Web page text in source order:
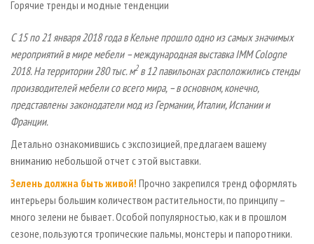
СУШКА ДРЕВЕСИНЫ
ПРОИЗВОДСТВО ДРЕВЕСНЫХ ПЛИТ
ДЕРЕВЯННОЕ ДОМОСТРОЕНИЕ
ПРОИЗВОДСТВО МЕБЕЛИ
БИОЭНЕРГЕТИКА
ЦБП
ИНСТРУМЕНТ И МАТЕРИАЛЫ
ПЕРСОНЫ
МОБИЛЬНЫЕ ВЫСТАВКИ
ОФИЦИАЛЬНЫЕ ДЕЛЕГАЦИИ
ПРИОРИТЕТНЫЕ ИНВЕСТПРОЕКТЫ
RUSSIAN FORESTRY REVIEW
ГАЗЕТА ЛЕСПРОМФОРУМ
БИБЛИОТЕКА СПЕЦИАЛИСТА
КОНТАКТЫ
РЕКЛАМА
РЕКЛАМА НА САЙТЕ
Горячие тренды и модные тенденции
С 15 по 21 января 2018 года в Кельне прошло одно из самых значимых
мероприятий в мире мебели – международная выставка IMM Cologne
2018. На территории 280 тыс. м2в 12 павильонах расположились стенды
производителей мебели со всего мира, – в основном, конечно,
представлены законодатели мод из Германии, Италии, Испании и
Франции.
Детально ознакомившись с экспозицией, предлагаем вашему
вниманию небольшой отчет с этой выставки.
Зелень должна быть живой! Прочно закрепился тренд оформлять
интерьеры большим количеством растительности, по принципу –
много зелени не бывает. Особой популярностью, как и в прошлом
сезоне, пользуются тропические пальмы, монстеры и папоротники.